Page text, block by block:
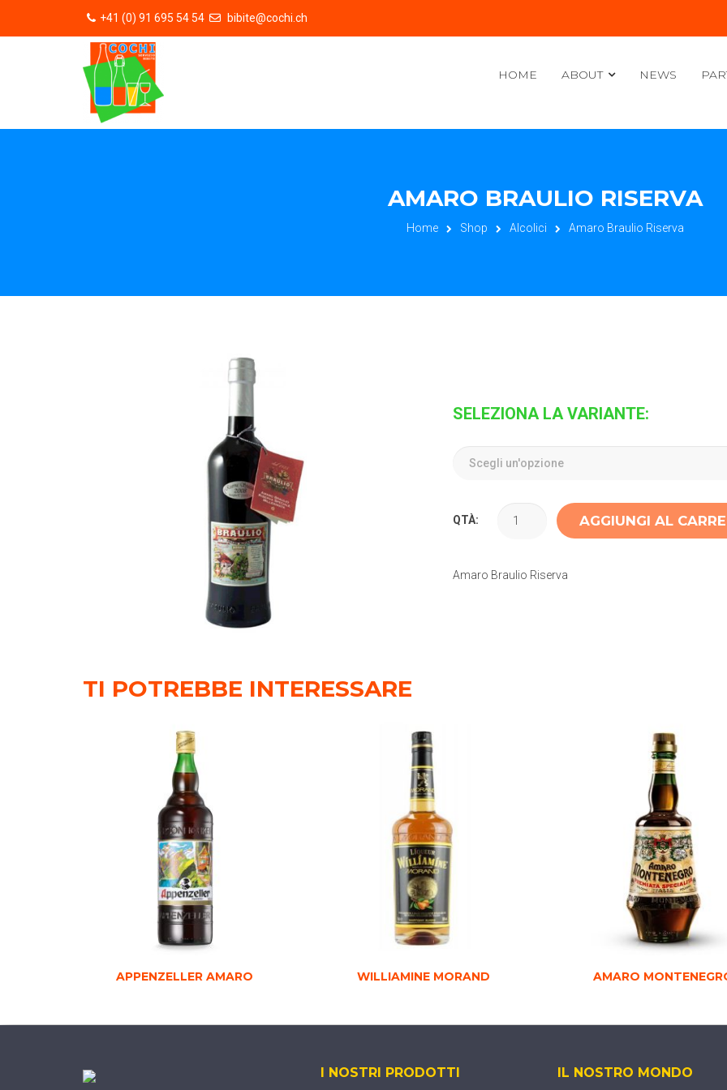
+41 (0) 91 695 54 54 bibite@cochi.ch
HOME ABOUT NEWS
AMARO BRAULIO RISERVA
Home Shop Alcolici Amaro Braulio Riserva
SELEZIONA LA VARIANTE:
QTÀ: AGGIUNGI AL
Amaro Braulio Riserva
TI POTREBBE INTERESSARE
APPENZELLER AMARO WILLIAMINE MORAND AMARO
I NOSTRI PRODOTTI IL NOSTRO MONDO